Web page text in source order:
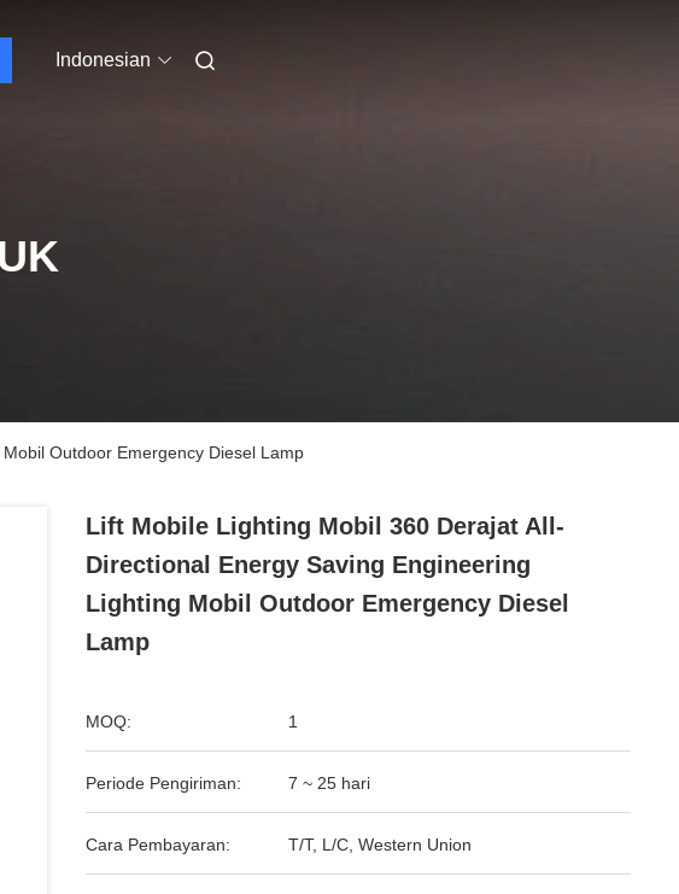
Indonesian
Outdoor Emergency Diesel Lamp
Lift Mobile Lighting Mobil 360 Derajat All-
Directional Energy Saving Engineering
Lighting Mobil Outdoor Emergency Diesel
Lamp
MOQ: 1
Periode Pengiriman: 7 ~ 25 hari
Cara Pembayaran: T/T, L/C, Western Union